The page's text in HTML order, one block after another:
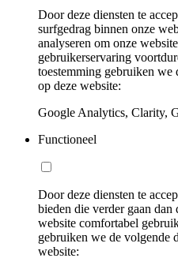
Door deze diensten te
surfgedrag binnen onze
analyseren om onze
gebruikerservaring
toestemming gebruiken we
op deze website:
Google Analytics, Clarity,
Functioneel
Door deze diensten te
bieden die verder gaan dan
website comfortabel
gebruiken we de volgende
website: